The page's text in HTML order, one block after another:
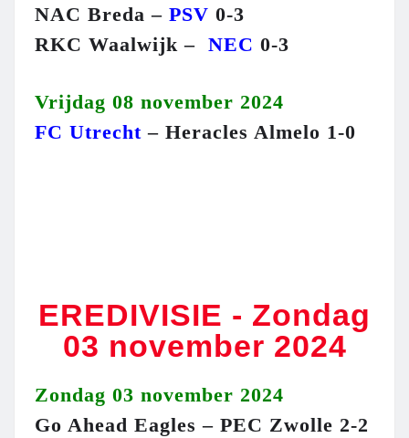
NAC Breda – PSV 0-3
RKC Waalwijk – NEC 0-3
Vrijdag 08 november 2024
FC Utrecht – Heracles Almelo 1-0
EREDIVISIE - Zondag
03 november 2024
Zondag 03 november 2024
Go Ahead Eagles – PEC Zwolle 2-2